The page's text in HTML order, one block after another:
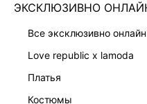
ЭКСКЛЮЗИВНО
все эксклюзивно онлайн
love republic x lamoda
платья
костюмы
КЛИЕНТАМ
ЛИЧНЫЙ КАБИНЕТ